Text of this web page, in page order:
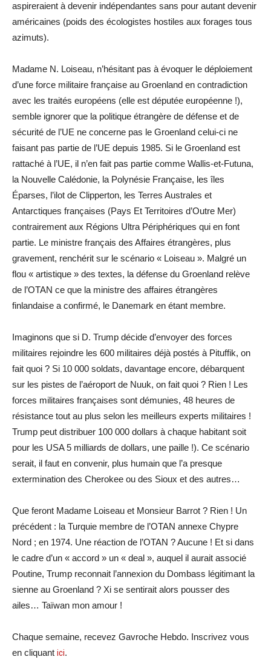
aspireraient à devenir indépendantes sans pour autant devenir
américaines (poids des écologistes hostiles aux forages tous
azimuts).
Madame N. Loiseau, n’hésitant pas à évoquer le déploiement
d’une force militaire française au Groenland en contradiction
avec les traités européens (elle est députée européenne !),
semble ignorer que la politique étrangère de défense et de
sécurité de l’UE ne concerne pas le Groenland celui-ci ne
faisant pas partie de l’UE depuis 1985. Si le Groenland est
rattaché à l’UE, il n’en fait pas partie comme Wallis-et-Futuna,
la Nouvelle Calédonie, la Polynésie Française, les îles
Éparses, l’ilot de Clipperton, les Terres Australes et
Antarctiques françaises (Pays Et Territoires d’Outre Mer)
contrairement aux Régions Ultra Périphériques qui en font
partie. Le ministre français des Affaires étrangères, plus
gravement, renchérit sur le scénario « Loiseau ». Malgré un
flou « artistique » des textes, la défense du Groenland relève
de l’OTAN ce que la ministre des affaires étrangères
finlandaise a confirmé, le Danemark en étant membre.
Imaginons que si D. Trump décide d’envoyer des forces
militaires rejoindre les 600 militaires déjà postés à Pituffik, on
fait quoi ? Si 10 000 soldats, davantage encore, débarquent
sur les pistes de l’aéroport de Nuuk, on fait quoi ? Rien ! Les
forces militaires françaises sont démunies, 48 heures de
résistance tout au plus selon les meilleurs experts militaires !
Trump peut distribuer 100 000 dollars à chaque habitant soit
pour les USA 5 milliards de dollars, une paille !). Ce scénario
serait, il faut en convenir, plus humain que l’a presque
extermination des Cherokee ou des Sioux et des autres…
Que feront Madame Loiseau et Monsieur Barrot ? Rien ! Un
précédent : la Turquie membre de l’OTAN annexe Chypre
Nord ; en 1974. Une réaction de l’OTAN ? Aucune ! Et si dans
le cadre d’un « accord » un « deal », auquel il aurait associé
Poutine, Trump reconnait l’annexion du Dombass légitimant la
sienne au Groenland ? Xi se sentirait alors pousser des
ailes… Taïwan mon amour !
Chaque semaine, recevez Gavroche Hebdo. Inscrivez vous
en cliquant ici.